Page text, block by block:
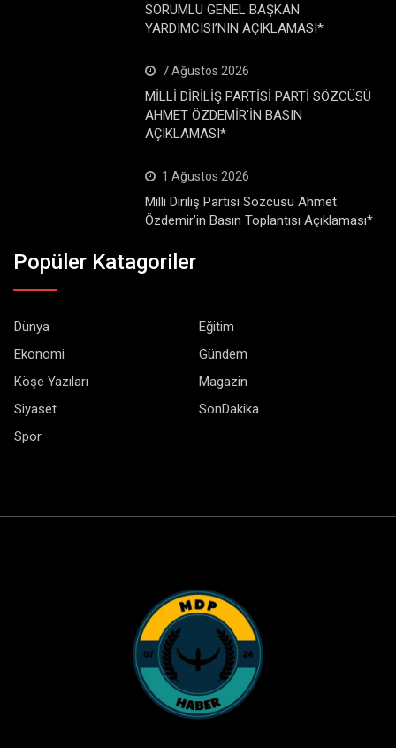
SORUMLU GENEL BAŞKAN
YARDIMCISI’NIN AÇIKLAMASI*
7 Ağustos 2026
MİLLİ DİRİLİŞ PARTİSİ PARTİ SÖZCÜSÜ
AHMET ÖZDEMİR’İN BASIN
AÇIKLAMASI*
1 Ağustos 2026
Milli Diriliş Partisi Sözcüsü Ahmet
Özdemir’in Basın Toplantısı Açıklaması*
Popüler Katagoriler
Dünya
Eğitim
Ekonomi
Gündem
Köşe Yazıları
Magazin
Siyaset
SonDakika
Spor